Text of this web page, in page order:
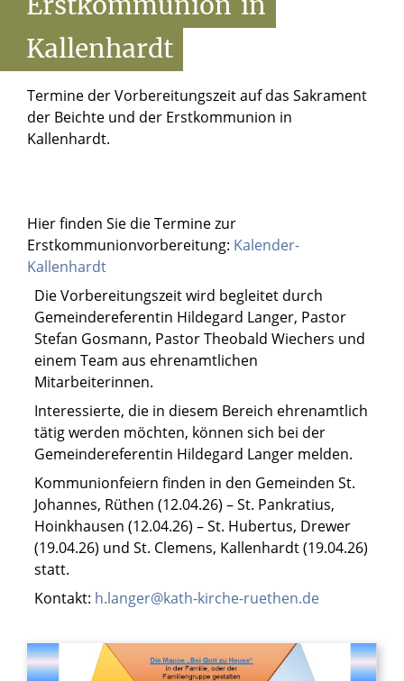
Kallenhardt
Termine der Vorbereitungszeit auf das Sakrament
der Beichte und der Erstkommunion in
Kallenhardt.
Hier finden Sie die Termine zur
Erstkommunionvorbereitung: Kalender-
Kallenhardt
Die Vorbereitungszeit wird begleitet durch
Gemeindereferentin Hildegard Langer, Pastor
Stefan Gosmann, Pastor Theobald Wiechers und
einem Team aus ehrenamtlichen
Mitarbeiterinnen.
Interessierte, die in diesem Bereich ehrenamtlich
tätig werden möchten, können sich bei der
Gemeindereferentin Hildegard Langer melden.
Kommunionfeiern finden in den Gemeinden St.
Johannes, Rüthen (12.04.26) – St. Pankratius,
Hoinkhausen (12.04.26) – St. Hubertus, Drewer
(19.04.26) und St. Clemens, Kallenhardt (19.04.26)
statt.
Kontakt: h.langer@kath-kirche-ruethen.de